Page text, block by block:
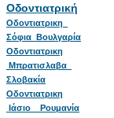
Οδοντιατρική
Οδοντιατρικη
Σόφια Βουλγαρία
Οδοντιατρικη
Μπρατισλαβα
Σλοβακία
Οδοντιατρικη
Ιάσιο Ρουμανία